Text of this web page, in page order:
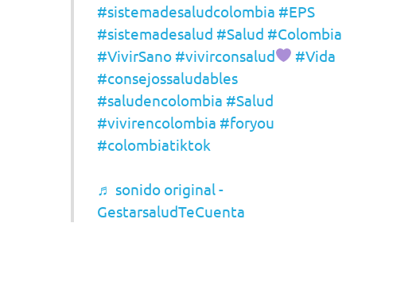
#sistemadesaludcolombia #EPS
#sistemadesalud #Salud #Colombia
#VivirSano #vivirconsalud
#Vida
#consejossaludables
#saludencolombia #Salud
#vivirencolombia #foryou
#colombiatiktok
♬ sonido original -
GestarsaludTeCuenta